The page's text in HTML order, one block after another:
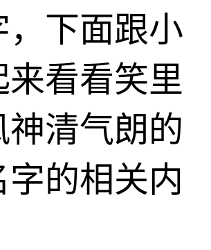
，下面跟小
来看看笑里
神清气朗的
字的相关内